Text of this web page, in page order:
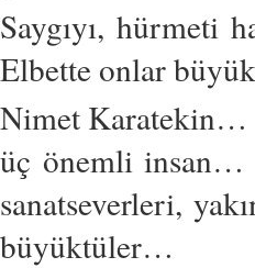
Saygıyı, hürmeti
Elbette onlar
Nimet Karatekin…
üç önemli
sanatseverleri,
büyüktüler…